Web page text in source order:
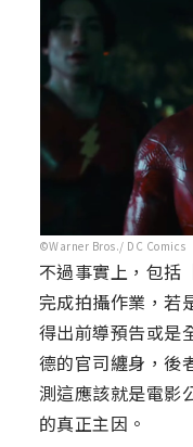
©Warner Bros./ DC Comics
不過事實上，包括
完成拍攝作業，若
得出前導預告或是
德的官司纏身，後
測這應該就是電影
的真正主因。